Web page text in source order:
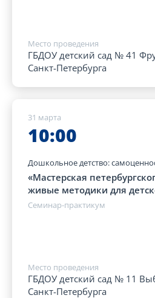
Место проведения
ГБДОУ детский сад № 41
Санкт-Петербурга
31 марта
10:00
Дошкольное детство:
«Мастерская
живые методики для
Семинар-практикум
Место проведения
ГБДОУ детский сад № 11
Санкт-Петербурга